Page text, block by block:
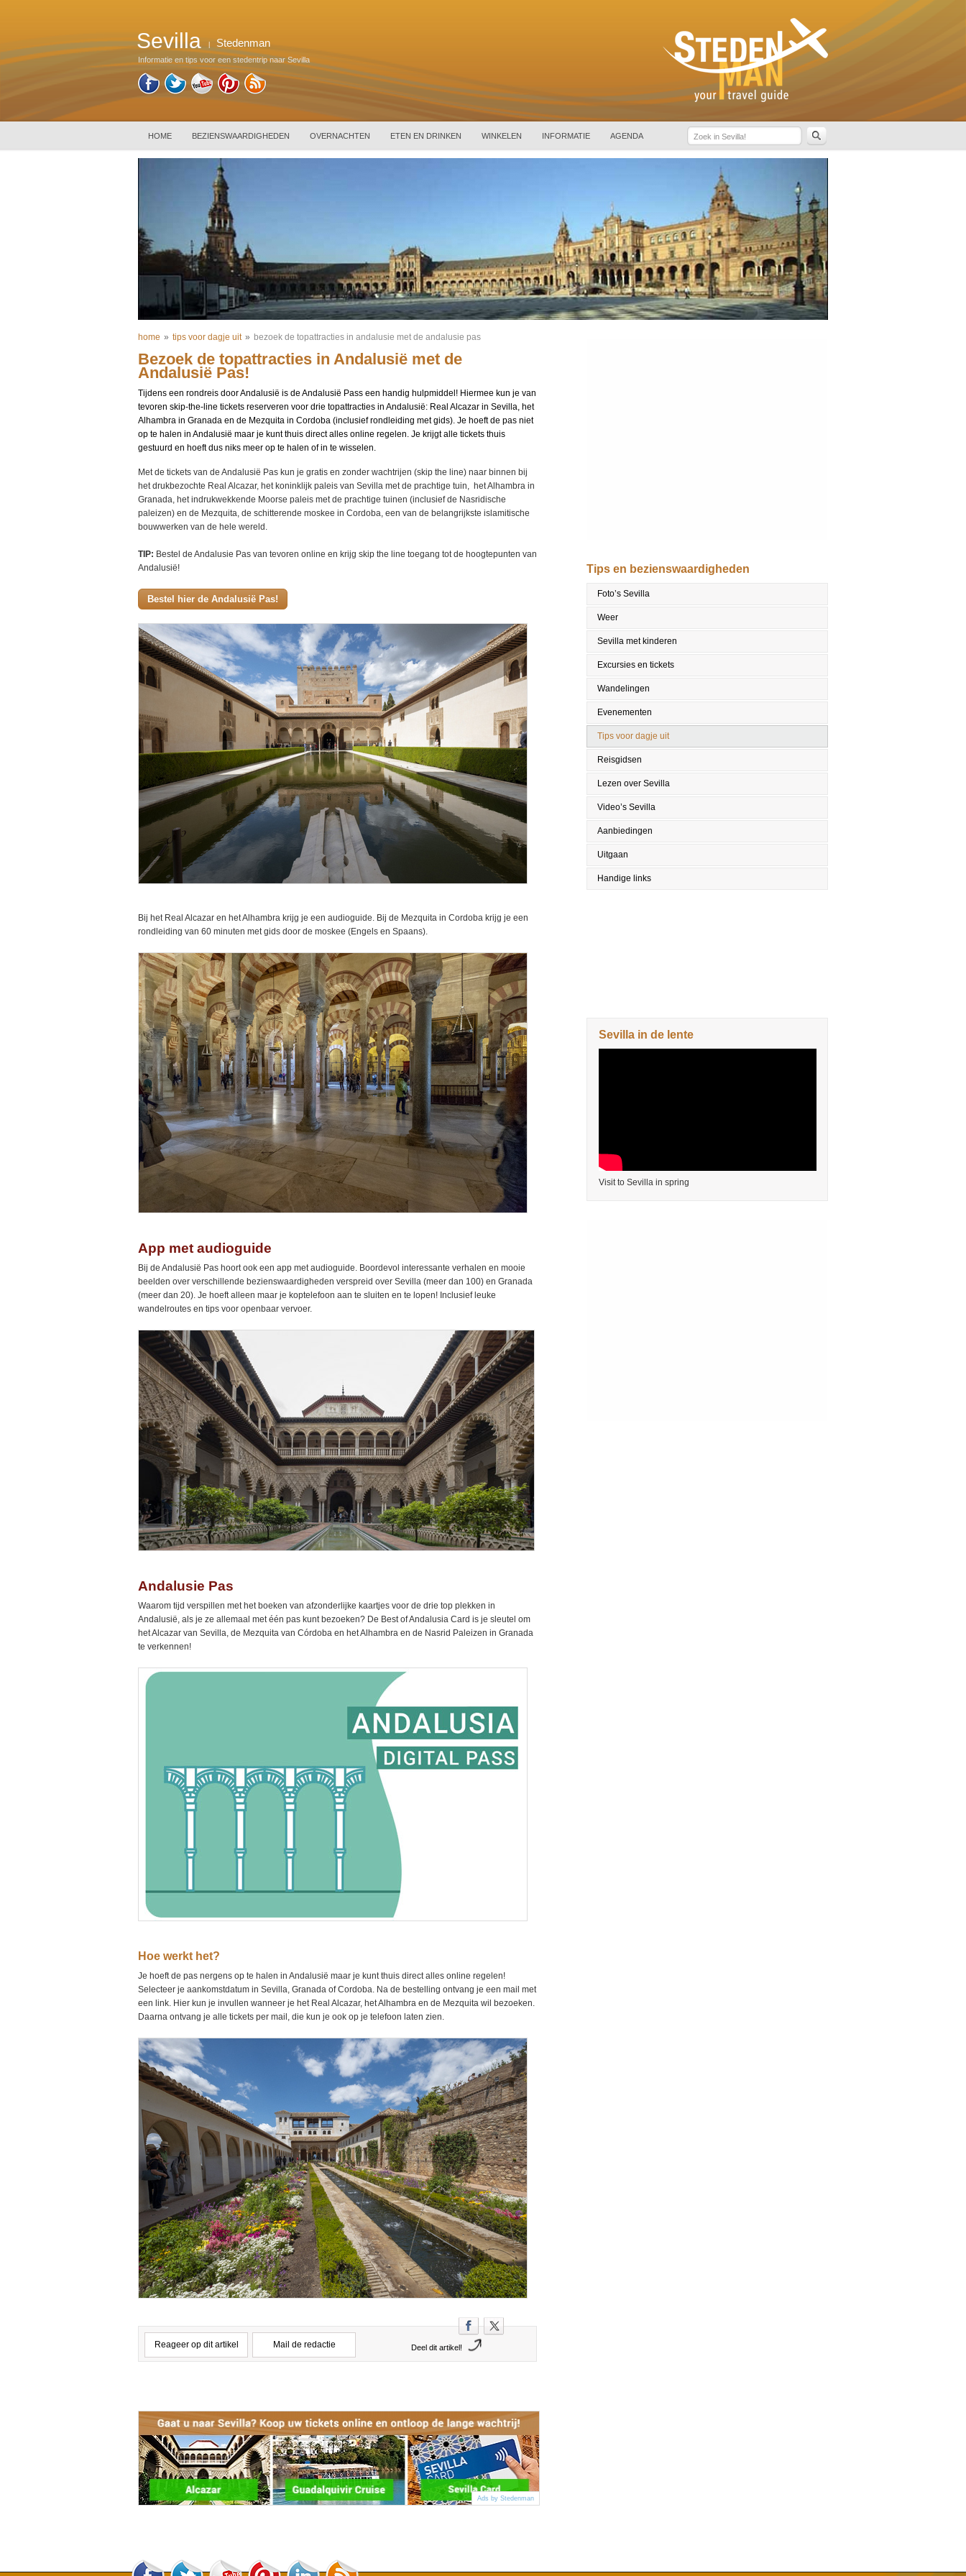
Sevilla Stedenman
Informatie en tips voor een stedentrip naar Sevilla
HOME BEZIENSWAARDIGHEDEN OVERNACHTEN ETEN EN DRINKEN WINKELEN INFORMATIE AGENDA
home » tips voor dagje uit » bezoek de topattracties in andalusie met de andalusie pas
Bezoek de topattracties in Andalusië met de
Andalusië Pas!
Tijdens een rondreis door Andalusië is de Andalusië Pass een handig hulpmiddel! Hiermee kun je van
tevoren skip-the-line tickets reserveren voor drie topattracties in Andalusië: Real Alcazar in Sevilla, het
Alhambra in Granada en de Mezquita in Cordoba (inclusief rondleiding met gids). Je hoeft de pas niet
op te halen in Andalusië maar je kunt thuis direct alles online regelen. Je krijgt alle tickets thuis
gestuurd en hoeft dus niks meer op te halen of in te wisselen.
Met de tickets van de Andalusië Pas kun je gratis en zonder wachtrijen (skip the line) naar binnen bij
het drukbezochte Real Alcazar, het koninklijk paleis van Sevilla met de prachtige tuin, het Alhambra in
Granada, het indrukwekkende Moorse paleis met de prachtige tuinen (inclusief de Nasridische
paleizen) en de Mezquita, de schitterende moskee in Cordoba, een van de belangrijkste islamitische
bouwwerken van de hele wereld.
TIP: Bestel de Andalusie Pas van tevoren online en krijg skip the line toegang tot de hoogtepunten van
Andalusië!
Bestel hier de Andalusië Pas!
Bij het Real Alcazar en het Alhambra krijg je een audioguide. Bij de Mezquita in Cordoba krijg je een
rondleiding van 60 minuten met gids door de moskee (Engels en Spaans).
App met audioguide
Bij de Andalusië Pas hoort ook een app met audioguide. Boordevol interessante verhalen en mooie
beelden over verschillende bezienswaardigheden verspreid over Sevilla (meer dan 100) en Granada
(meer dan 20). Je hoeft alleen maar je koptelefoon aan te sluiten en te lopen! Inclusief leuke
wandelroutes en tips voor openbaar vervoer.
Andalusie Pas
Waarom tijd verspillen met het boeken van afzonderlijke kaartjes voor de drie top plekken in
Andalusië, als je ze allemaal met één pas kunt bezoeken? De Best of Andalusia Card is je sleutel om
het Alcazar van Sevilla, de Mezquita van Córdoba en het Alhambra en de Nasrid Paleizen in Granada
te verkennen!
Hoe werkt het?
Je hoeft de pas nergens op te halen in Andalusië maar je kunt thuis direct alles online regelen!
Selecteer je aankomstdatum in Sevilla, Granada of Cordoba. Na de bestelling ontvang je een mail met
een link. Hier kun je invullen wanneer je het Real Alcazar, het Alhambra en de Mezquita wil bezoeken.
Daarna ontvang je alle tickets per mail, die kun je ook op je telefoon laten zien.
Reageer op dit artikel Mail de redactie Deel dit artikel!
Ads by Stedenman
Tips en bezienswaardigheden
Foto’s Sevilla
Weer
Sevilla met kinderen
Excursies en tickets
Wandelingen
Evenementen
Tips voor dagje uit
Reisgidsen
Lezen over Sevilla
Video’s Sevilla
Aanbiedingen
Uitgaan
Handige links
Sevilla in de lente
Visit to Sevilla in spring